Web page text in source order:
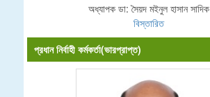
অধ্যাপক ডা: সৈয়দ মইনুল হাসান সাদিক
বিস্তারিত
প্রধান নির্বাহী কর্মকর্তা(ভারপ্রাপ্ত)